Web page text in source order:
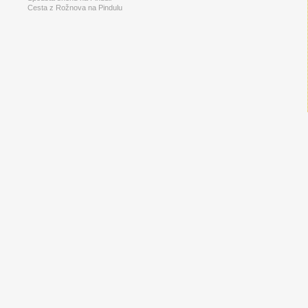
Cesta z Rožnova na Pindulu